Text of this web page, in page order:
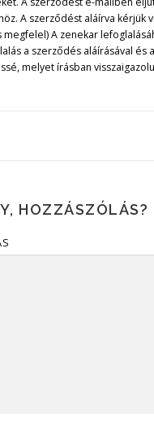
A szerződést aláírva kérjük
megfelel) A zenekar
a szerződés aláírásával és
melyet írásban
HOZZÁSZÓLÁS?